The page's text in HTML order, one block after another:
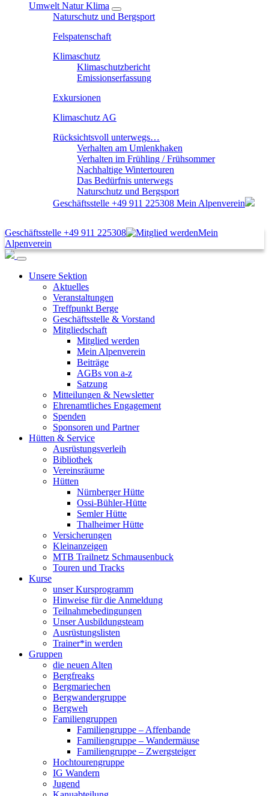
Umwelt Natur Klima
Naturschutz und Bergsport
Felspatenschaft
Klimaschutz
Klimaschutzbericht
Emissionserfassung
Exkursionen
Klimaschutz AG
Rücksichtsvoll unterwegs…
Verhalten am Umlenkhaken
Verhalten im Frühling / Frühsommer
Nachhaltige Wintertouren
Das Bedürfnis unterwegs
Naturschutz und Bergsport
Geschäftsstelle +49 911 225308 Mein Alpenverein
Geschäftsstelle +49 911 225308
Mein
Alpenverein
Unsere Sektion
Aktuelles
Veranstaltungen
Treffpunkt Berge
Geschäftsstelle & Vorstand
Mitgliedschaft
Mitglied werden
Mein Alpenverein
Beiträge
AGBs von a-z
Satzung
Mitteilungen & Newsletter
Ehrenamtliches Engagement
Spenden
Sponsoren und Partner
Hütten & Service
Ausrüstungsverleih
Bibliothek
Vereinsräume
Hütten
Nürnberger Hütte
Ossi-Bühler-Hütte
Semler Hütte
Thalheimer Hütte
Versicherungen
Kleinanzeigen
MTB Trailnetz Schmausenbuck
Touren und Tracks
Kurse
unser Kursprogramm
Hinweise für die Anmeldung
Teilnahmebedingungen
Unser Ausbildungsteam
Ausrüstungslisten
Trainer*in werden
Gruppen
die neuen Alten
Bergfreaks
Bergmariechen
Bergwandergruppe
Bergweh
Familiengruppen
Familiengruppe – Affenbande
Familiengruppe – Wandermäuse
Familiengruppe – Zwergsteiger
Hochtourengruppe
IG Wandern
Jugend